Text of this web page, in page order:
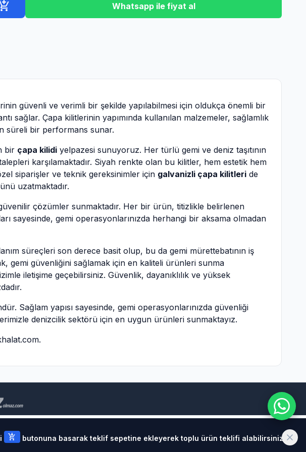
Whatsapp ile fiyat al
güvenli ve verimli bir şekilde yapılabilmesi için oldukça önemli bir
sağlar. Çapa kilitlerinin yapımında kullanılan malzemeler, sağlamlık
süreli bir performans sunar.
bir çapa kilidi yelpazesi sunuyoruz. Her türlü gemi ve deniz taşıtının
karşılamaktadır. Siyah renkte olan bu kilitler, hem estetik hem
siparişler ve teknik gereksinimler için galvanizli çapa kilitleri de
uzatmaktadır.
çözümler sunmaktadır. Her bir ürün, titizlikle belirlenen
sayesinde, gemi operasyonlarınızda herhangi bir aksama olmadan
süreçleri son derece basit olup, bu da gemi mürettebatının iş
gemi güvenliğini sağlamak için en kaliteli ürünleri sunma
iletişime geçebilirsiniz. Güvenlik, dayanıklılık ve yüksek
Sağlam yapısı sayesinde, gemi operasyonlarınızda güvenliği
denizcilik sektörü için en uygun ürünleri sunmaktayız.
.
add_shopping_cart butonuna basarak teklif sepetine ekleyerek toplu ürün teklifi alabilirsiniz.